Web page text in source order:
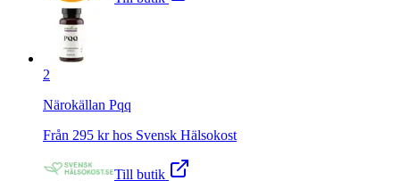
2
Närokällan Pqq
Från 295 kr hos Svensk Hälsokost
Till butik